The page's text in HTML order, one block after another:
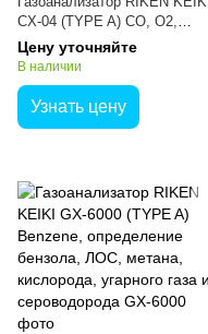
CX-04 (TYPE A) CO, O2,
определение угарного газа и
кислорода
Цену уточняйте
В наличии
Узнать цену